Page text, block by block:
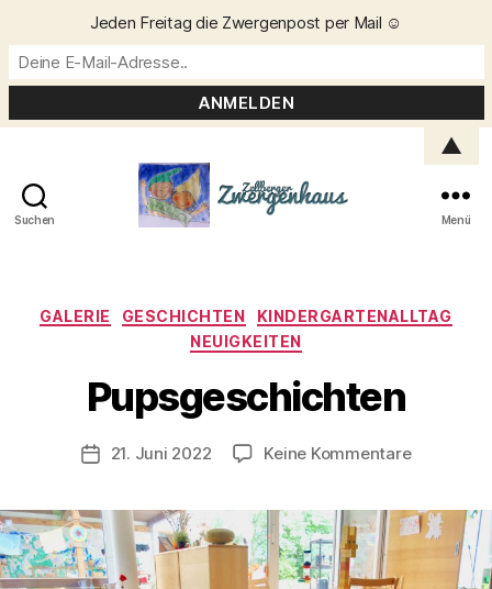
Suchen Menü
Kategorien
GALERIE GESCHICHTEN
KINDERGARTENALLTAG
NEUIGKEITEN
Pupsgeschichten
Beitragsautor
V
n
C
ri
t
a
Veröffentlichungsdatum
21. Juni 2022 Keine Kommentarezu
Jeden Freitag die Zwergenpost per Mail ☺️
▲